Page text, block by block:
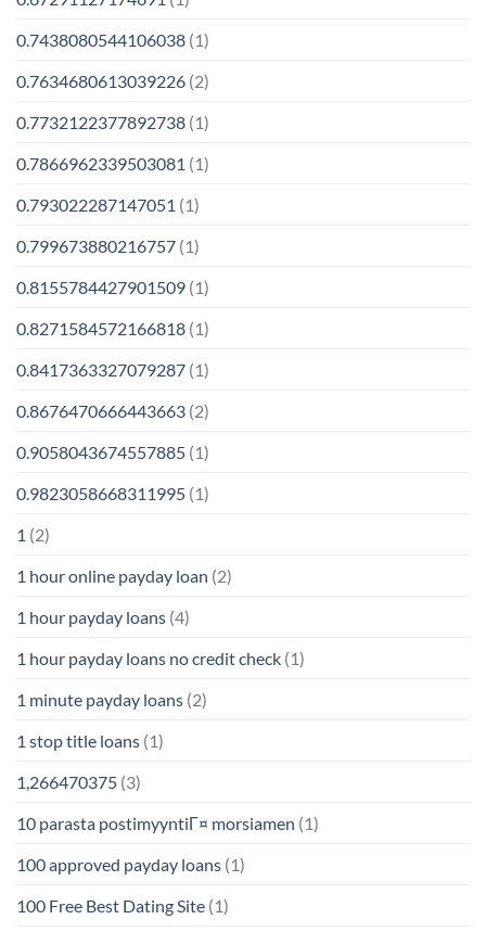
0.7438080544106038 (1)
0.7634680613039226 (2)
0.7732122377892738 (1)
0.7866962339503081 (1)
0.793022287147051 (1)
0.799673880216757 (1)
0.8155784427901509 (1)
0.8271584572166818 (1)
0.8417363327079287 (1)
0.8676470666443663 (2)
0.9058043674557885 (1)
0.9823058668311995 (1)
1 (2)
1 hour online payday loan (2)
1 hour payday loans (4)
1 hour payday loans no credit check (1)
1 minute payday loans (2)
1 stop title loans (1)
1,266470375 (3)
10 parasta postimyyntiГ¤ morsiamen (1)
100 approved payday loans (1)
100 Free Best Dating Site (1)